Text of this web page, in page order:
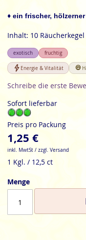
Bildgalerie
springen
♦ ein frischer,
Inhalt: 10
exotisch fruchtig
Energie & Vitalität
Schreibe die erste
Sofort lieferbar
Preis pro Packung
1,25 €
inkl. MwtSt / zzgl. Versand
1 Kgl. / 12,5 ct
Menge